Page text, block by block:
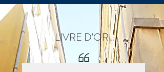
LIVRE D'OR ..